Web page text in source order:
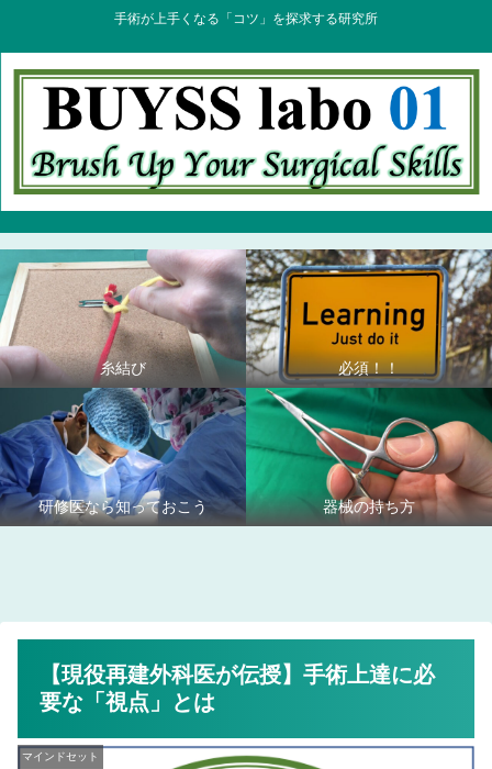
手術が上手くなる「コツ」を探求する研究所
糸結び 必須！！
研修医なら知っておこう 器械の持ち方
【現役再建外科医が伝授】手術上達に必
要な「視点」とは
マインドセット